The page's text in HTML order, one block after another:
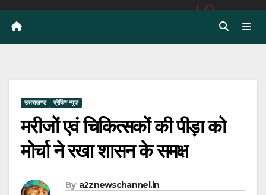
उत्तराखण्ड ब्रेकिंग न्यूज़
मरीजों एवं चिकित्सकों की पीड़ा को
मोर्चा ने रखा शासन के समक्ष
By a2znewschannel.in